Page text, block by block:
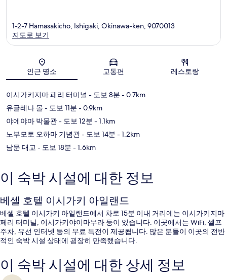
지도
1-2-7 Hamasakicho, Ishigaki, Okinawa-ken, 9070013
지도로 보기
인근 명소 교통편 레스토랑
이시가키지마 페리 터미널 - 도보 8분 - 0.7km
유글레나 몰 - 도보 11분 - 0.9km
야에야마 박물관- 도보 12분 - 1.1km
노부모토 오하마 기념관- 도보 14분 - 1.2km
남문 대교 - 도보 18분 - 1.6km
이 숙박 시설에 대한 정보
베셀 호텔 이시가키 아일랜드
베셀 호텔 이시가키 아일랜드에서 차로 15분 이내 거리에는 이시가키지마
페리 터미널, 이시가키야이마무라 등이 있습니다. 이곳에서는 WiFi, 셀프
주차, 유선 인터넷 등의 무료 특전이 제공됩니다. 많은 분들이 이곳의 전반
적인 숙박 시설 상태에 굉장히 만족했습니다.
이 숙박 시설에 대한 상세 정보